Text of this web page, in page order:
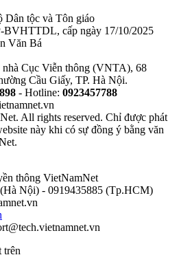
Dân tộc và Tôn giáo
BVHTTDL, cấp ngày 17/10/2025
Văn Bá
Cục Viễn thông (VNTA), 68
Cầu Giấy, TP. Hà Nội.
- Hotline: 0923457788
All rights reserved. Chỉ được phát
này khi có sự đồng ý bằng văn
thông VietNamNet
Nội) - 0919435885 (Tp.HCM)
trên